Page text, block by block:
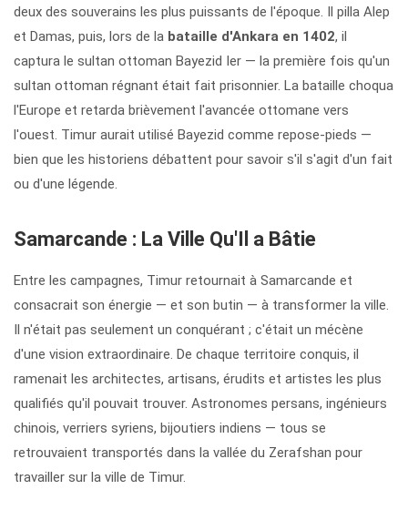
deux des souverains les plus puissants de l'époque. Il pilla Alep
et Damas, puis, lors de la bataille d'Ankara en 1402, il
captura le sultan ottoman Bayezid Ier — la première fois qu'un
sultan ottoman régnant était fait prisonnier. La bataille choqua
l'Europe et retarda brièvement l'avancée ottomane vers
l'ouest. Timur aurait utilisé Bayezid comme repose-pieds —
bien que les historiens débattent pour savoir s'il s'agit d'un fait
ou d'une légende.
Samarcande : La Ville Qu'Il a Bâtie
Entre les campagnes, Timur retournait à Samarcande et
consacrait son énergie — et son butin — à transformer la ville.
Il n'était pas seulement un conquérant ; c'était un mécène
d'une vision extraordinaire. De chaque territoire conquis, il
ramenait les architectes, artisans, érudits et artistes les plus
qualifiés qu'il pouvait trouver. Astronomes persans, ingénieurs
chinois, verriers syriens, bijoutiers indiens — tous se
retrouvaient transportés dans la vallée du Zerafshan pour
travailler sur la ville de Timur.